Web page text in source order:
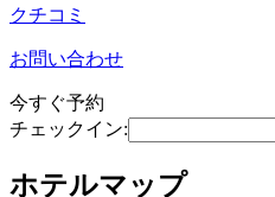
クチコミ
お問い合わせ
今すぐ予約
チェックイン:
ホテルマップ